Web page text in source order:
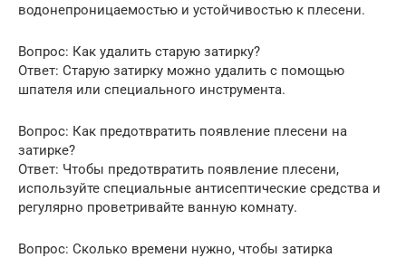
водонепроницаемостью и устойчивостью к плесени.
Вопрос: Как удалить старую затирку?
Ответ: Старую затирку можно удалить с помощью
шпателя или специального инструмента.
Вопрос: Как предотвратить появление плесени на
затирке?
Ответ: Чтобы предотвратить появление плесени,
используйте специальные антисептические средства и
регулярно проветривайте ванную комнату.
Вопрос: Сколько времени нужно, чтобы затирка